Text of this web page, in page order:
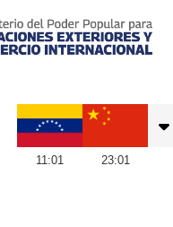
11 :01 23:01